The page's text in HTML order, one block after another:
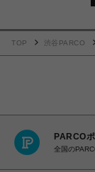
TOP 渋谷PARCO
PARCO
全国の